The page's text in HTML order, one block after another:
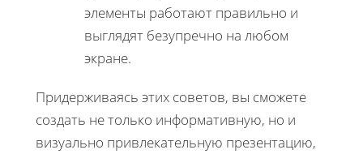
элементы работают правильно и
выглядят безупречно на любом
экране.
Придерживаясь этих советов, вы сможете
создать не только информативную, но и
визуально привлекательную презентацию,